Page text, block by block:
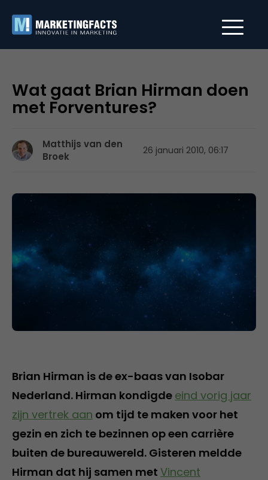
Wat gaat Brian Hirman doen
met Forventures?
Matthijs van den
Broek
26 januari 2010, 06:17
Brian Hirman is de ex-baas van Isobar
Nederland. Hirman kondigde eind vorig jaar
zijn vertrek aan om tijd te maken voor het
gezin en zich te bezinnen op een carrière
buiten de bureauwereld. Gisteren meldde
Hirman dat hij samen met Vincent